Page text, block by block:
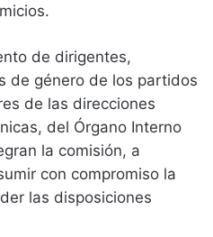
de dirigentes,
de género de los partidos
de las direcciones
del Órgano Interno
la comisión, a
con compromiso la
las disposiciones